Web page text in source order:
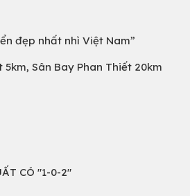
đẹp nhất nhì Việt Nam”
Sân Bay Phan Thiết 20km
CÓ "1-0-2"